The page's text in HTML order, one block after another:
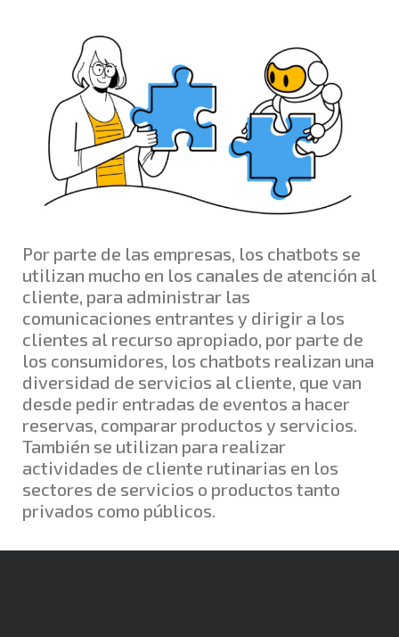
Por parte de las empresas, los chatbots se
utilizan mucho en los canales de atención al
cliente, para administrar las
comunicaciones entrantes y dirigir a los
clientes al recurso apropiado, por parte de
los consumidores, los chatbots realizan una
diversidad de servicios al cliente, que van
desde pedir entradas de eventos a hacer
reservas, comparar productos y servicios.
También se utilizan para realizar
actividades de cliente rutinarias en los
sectores de servicios o productos tanto
privados como públicos.